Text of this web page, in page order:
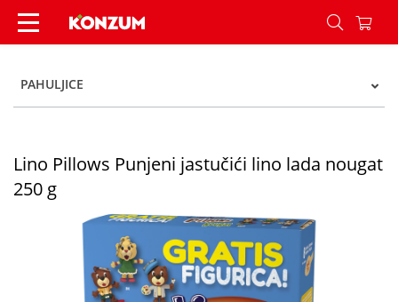
Lino Pillows Punjeni jastučići lino lada nougat
PAHULJICE
Lino Pillows Punjeni jastučići lino lada nougat
250 g